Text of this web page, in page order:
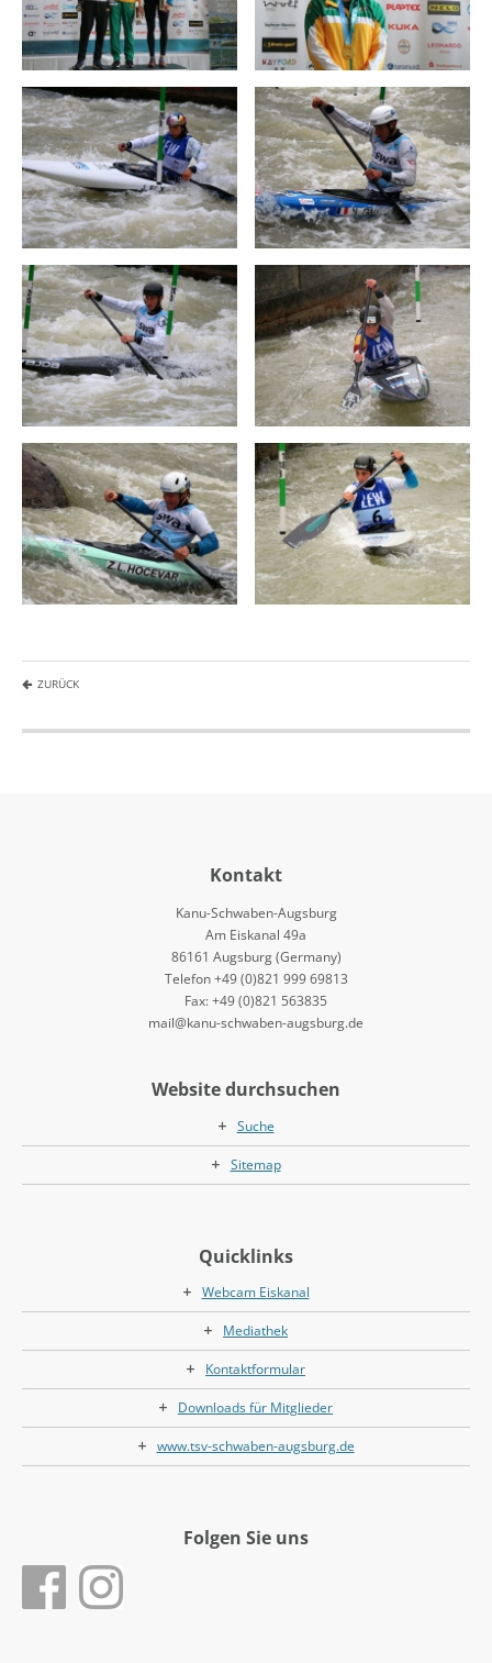
ZURÜCK
Kontakt
Kanu-Schwaben-Augsburg
Am Eiskanal 49a
86161 Augsburg (Germany)
Telefon +49 (0)821 999 69813
Fax: +49 (0)821 563835
mail@kanu-schwaben-augsburg.de
Website durchsuchen
Suche
Sitemap
Quicklinks
Webcam Eiskanal
Mediathek
Kontaktformular
Downloads für Mitglieder
www.tsv-schwaben-augsburg.de
Folgen Sie uns